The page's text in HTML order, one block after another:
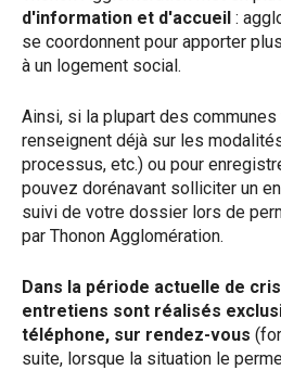
d'information et d'accueil :
se coordonnent pour apporter
à un logement social.
Ainsi, si la plupart des
renseignent déjà sur les
processus, etc.) ou pour
pouvez dorénavant solliciter un
suivi de votre dossier lors de
par Thonon Agglomération.
Dans la période actuelle de
entretiens sont réalisés
téléphone, sur rendez-vous
suite, lorsque la situation le